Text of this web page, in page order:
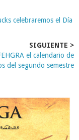
celebraremos el Día
SIGUIENTE >
el calendario de
del segundo semestre